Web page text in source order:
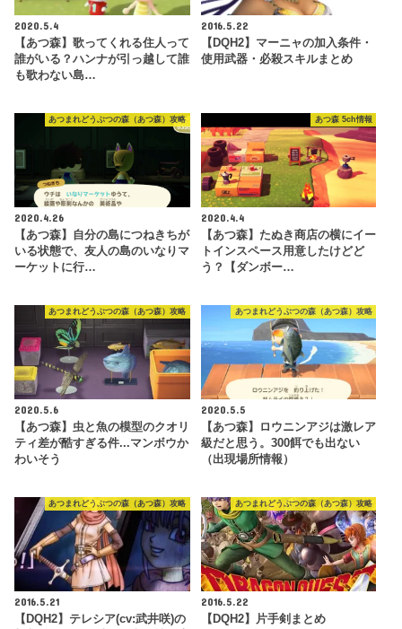
2020.5.4
【あつ森】歌ってくれる住人って
誰がいる？ハンナが引っ越して誰
も歌わない島…
2016.5.22
【DQH2】マーニャの加入条件・
使用武器・必殺スキルまとめ
あつまれどうぶつの森（あつ森）攻略
2020.4.26
【あつ森】自分の島につねきちが
いる状態で、友人の島のいなりマ
ーケットに行…
あつ森 5ch情報
2020.4.4
【あつ森】たぬき商店の横にイー
トインスペース用意したけどど
う？【ダンボー…
あつまれどうぶつの森（あつ森）攻略
2020.5.6
【あつ森】虫と魚の模型のクオリ
ティ差が酷すぎる件...マンボウか
わいそう
あつまれどうぶつの森（あつ森）攻略
2020.5.5
【あつ森】ロウニンアジは激レア
級だと思う。300餌でも出ない
（出現場所情報）
あつまれどうぶつの森（あつ森）攻略
2016.5.21
【DQH2】テレシア(cv:武井咲)の
あつまれどうぶつの森（あつ森）攻略
2016.5.22
【DQH2】片手剣まとめ